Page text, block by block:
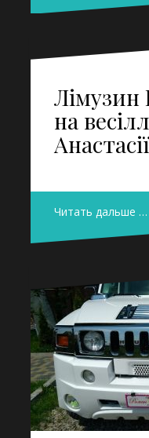
Лімузин
на
Анастасії
Читать дальше …